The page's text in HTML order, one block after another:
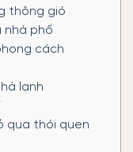
thông gió
nhà phố
cách
lạnh
qua thói quen